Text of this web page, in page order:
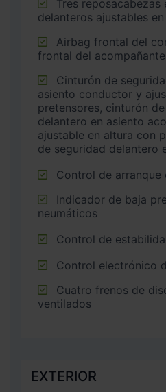
delanteros ajustables
frontal del
asiento conductor y
pretensores, cinturón
delantero en asiento
ajustable en altura con
de seguridad delantero
Control de arranque
neumáticos
Control de
Control electrónico
ventilados
EXTERIOR